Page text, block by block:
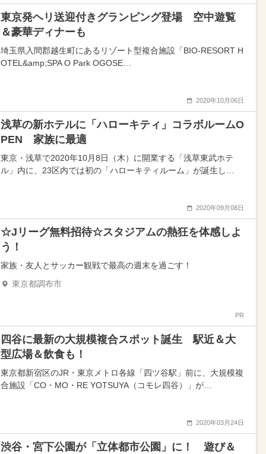
東京発ヘリ送迎付きグランピング登場 空中遊覧
＆豪華ディナーも
埼玉県入間郡越生町にあるリゾート型複合施設「BIO-RESORT H
OTEL&amp;SPA O Park OGOSE…
2020年10月06日
浅草の新ホテルに「ハローキティ」コラボルームO
PEN 家族に最適
東京・浅草で2020年10月8日（木）に開業する「浅草東武ホテ
ル」内に、23区内では初の「ハローキティルーム」が誕生し…
2020年09月08日
☆Jリーグ無料招待☆スタジアムの熱狂を体感しよ
う！
家族・友人とサッカー観戦で最高の週末を過ごす！
東京都調布市
PR
四谷に最新の大規模複合スポット誕生 駅近＆大
型広場＆飲食も！
東京都新宿区のJR・東京メトロ各線「四ツ谷駅」前に、大規模複
合施設「CO・MO・RE YOTSUYA（コモレ四谷）」が…
2020年03月24日
渋谷・宮下公園が「立体都市公園」に！ 遊び＆